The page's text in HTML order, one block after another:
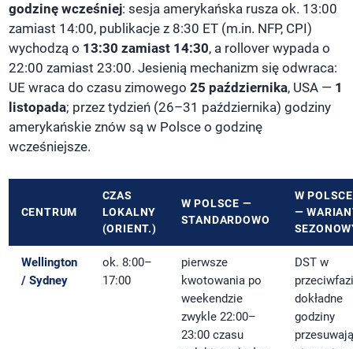
godzinę wcześniej: sesja amerykańska rusza ok. 13:00
zamiast 14:00, publikacje z 8:30 ET (m.in. NFP, CPI)
wychodzą o 13:30 zamiast 14:30, a rollover wypada o
22:00 zamiast 23:00. Jesienią mechanizm się odwraca:
UE wraca do czasu zimowego25 października, USA — 1
listopada; przez tydzień (26–31 października) godziny
amerykańskie znów są w Polsce o godzinę
wcześniejsze.
CENTRUM
CZAS
LOKALNY
(ORIENT.)
W POLSCE —
STANDARDOWO
W POLSCE
—
Wellington
/ Sydney
ok. 8:00–
17:00
pierwsze
kwotowania po
weekendzie
zwykle 22:00–
23:00 czasu
DST w
dokładne
godziny
przesuwają